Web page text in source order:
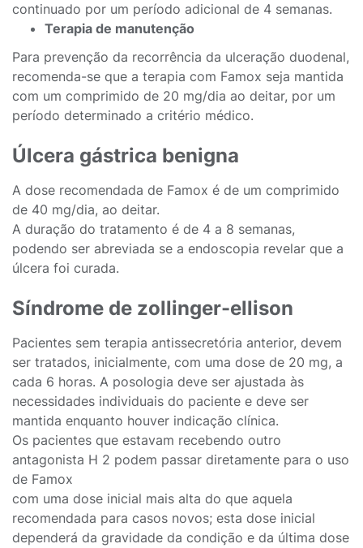
continuado por um período adicional de 4 semanas.
Terapia de manutenção
Para prevenção da recorrência da ulceração duodenal,
recomenda-se que a terapia com Famox seja mantida
com um comprimido de 20 mg/dia ao deitar, por um
período determinado a critério médico.
Úlcera gástrica benigna
A dose recomendada de Famox é de um comprimido
de 40 mg/dia, ao deitar.
A duração do tratamento é de 4 a 8 semanas,
podendo ser abreviada se a endoscopia revelar que a
úlcera foi curada.
Síndrome de zollinger-ellison
Pacientes sem terapia antissecretória anterior, devem
ser tratados, inicialmente, com uma dose de 20 mg, a
cada 6 horas. A posologia deve ser ajustada às
necessidades individuais do paciente e deve ser
mantida enquanto houver indicação clínica.
Os pacientes que estavam recebendo outro
antagonista H 2 podem passar diretamente para o uso
de Famox
com uma dose inicial mais alta do que aquela
recomendada para casos novos; esta dose inicial
dependerá da gravidade da condição e da última dose